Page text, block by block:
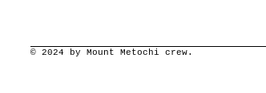
© 2024 by Mount Metochi crew.